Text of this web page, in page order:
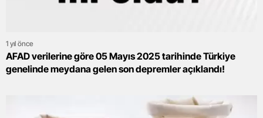
1 yıl önce
AFAD verilerine göre 05 Mayıs 2025 tarihinde Türkiye
genelinde meydana gelen son depremler açıklandı!